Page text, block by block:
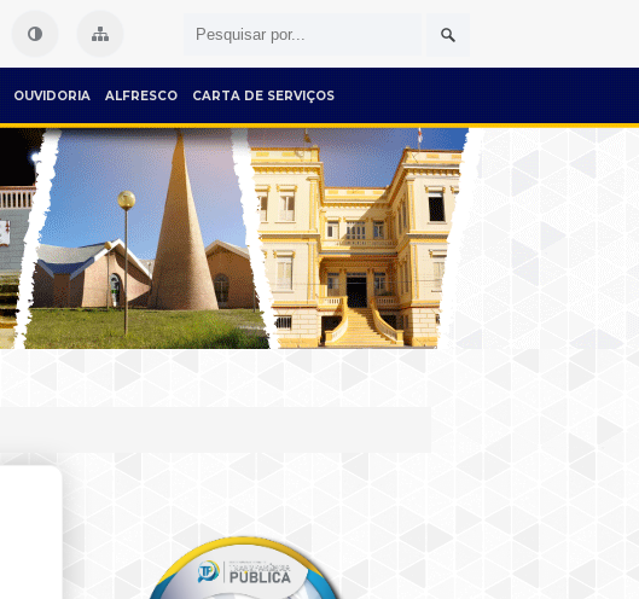
OUVIDORIA ALFRESCO CARTA DE SERVIÇOS